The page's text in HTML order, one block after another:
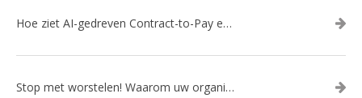
Hoe ziet AI-gedreven Contract-to-Pay eruit?
Stop met worstelen! Waarom uw organisatie een slimme AI-gedreven kanalenstrategie nodig heeft